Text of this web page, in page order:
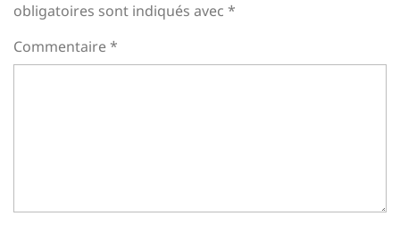
obligatoires sont indiqués avec *
Commentaire*